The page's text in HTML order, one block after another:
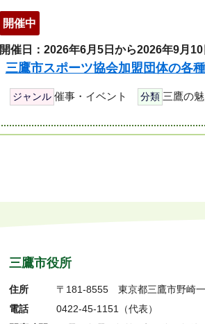
開催中
開催日：2026年6月5日から2026年9月10
三鷹市スポーツ協会加盟団体の各
ジャンル 催事・イベント 分類 三鷹の
三鷹市役所
住所 〒181-8555 東京都三鷹市野崎
電話
0422-45-1151 （代表）